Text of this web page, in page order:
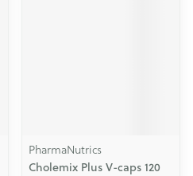
PharmaNutrics
Cholemix Plus V-caps 120